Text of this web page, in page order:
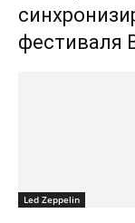
фестиваля
Led Zeppelin